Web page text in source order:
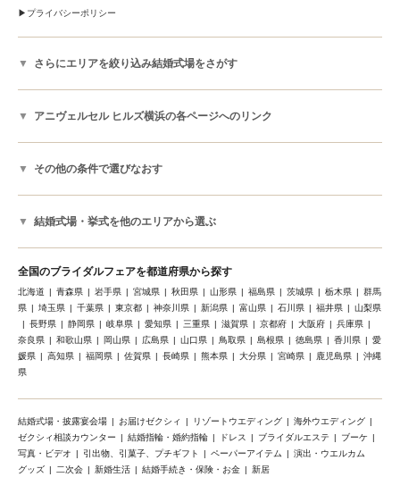
プライバシーポリシー
さらにエリアを絞り込み結婚式場をさがす
アニヴェルセル ヒルズ横浜の各ページへのリンク
その他の条件で選びなおす
結婚式場・挙式を他のエリアから選ぶ
全国のブライダルフェアを都道府県から探す
北海道 青森県 岩手県 宮城県 秋田県 山形県 福島県 茨城県 栃木県
群馬
県
埼玉県 千葉県 東京都 神奈川県 新潟県 富山県 石川県 福井県
山梨県
長野県
静岡県 岐阜県 愛知県 三重県 滋賀県 京都府 大阪府
兵庫県
奈良県
和歌山県 岡山県 広島県 山口県 鳥取県 島根県 徳島県 香川県
愛
媛県
高知県 福岡県 佐賀県 長崎県 熊本県 大分県 宮崎県 鹿児島県
沖縄
県
結婚式場・披露宴会場 お届けゼクシィ リゾートウエディング
海外ウエディング
ゼクシィ相談カウンター
結婚指輪・婚約指輪 ドレス ブライダルエステ
ブーケ
写真・ビデオ
引出物、引菓子、プチギフト ペーパーアイテム
演出・ウエルカム
グッズ
二次会 新婚生活 結婚手続き・保険・お金 新居